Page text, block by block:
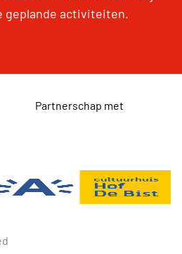
geplande activiteiten.
Partnerschap met